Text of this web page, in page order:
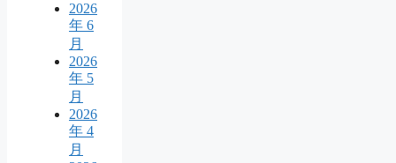
2026
年 6
月
2026
年 5
月
2026
年 4
月